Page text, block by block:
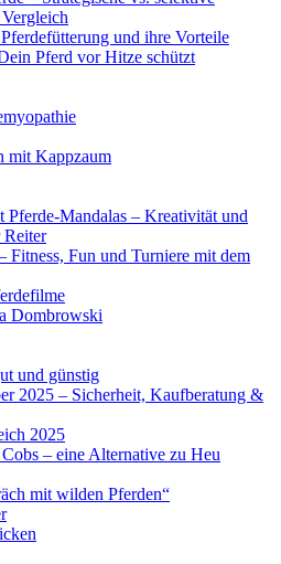
und ihre Vorteile
Pferd vor Hitze schützt
mit Kappzaum
Pferde-Mandalas – Kreativität und
Reiter
Fitness, Fun und Turniere mit dem
Dombrowski
und günstig
2025 – Sicherheit, Kaufberatung &
2025
– eine Alternative zu Heu
mit wilden Pferden“